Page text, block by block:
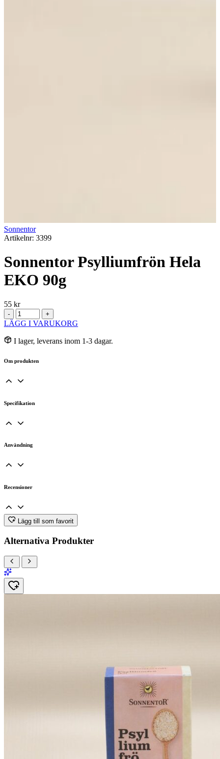
Sonnentor
Artikelnr: 3399
Sonnentor Psylliumfrön Hela
EKO 90g
55 kr
-
Sonnentor
Psylliumfrön
EKO
90g
+
LÄGG I VARUKORG
I lager, leverans inom 1-3 dagar.
Om produkten
Specifikation
Användning
Recensioner
Lägg till som favorit
Alternativa Produkter